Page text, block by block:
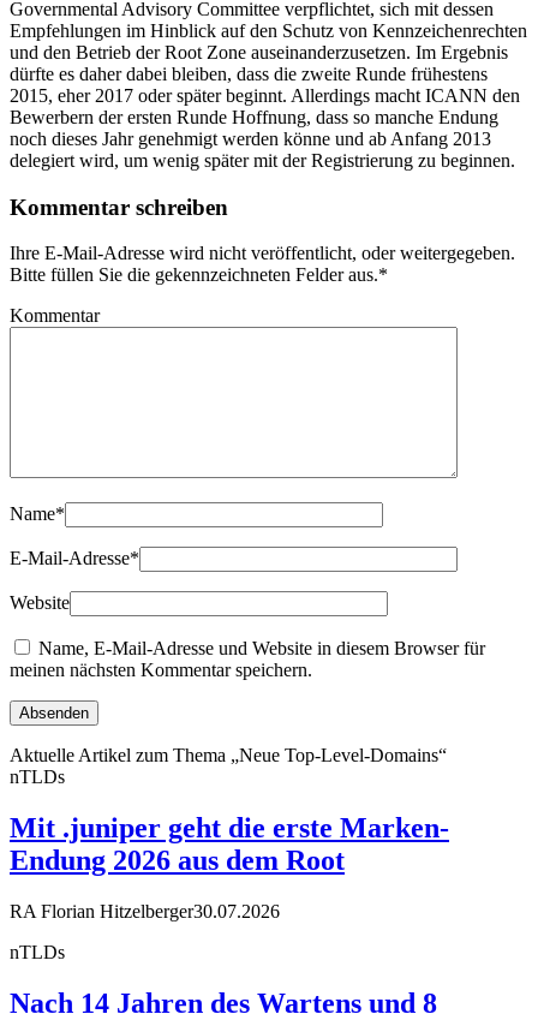
Governmental Advisory Committee verpflichtet, sich mit dessen
Empfehlungen im Hinblick auf den Schutz von Kennzeichenrechten
und den Betrieb der Root Zone auseinanderzusetzen. Im Ergebnis
dürfte es daher dabei bleiben, dass die zweite Runde frühestens
2015, eher 2017 oder später beginnt. Allerdings macht ICANN den
Bewerbern der ersten Runde Hoffnung, dass so manche Endung
noch dieses Jahr genehmigt werden könne und ab Anfang 2013
delegiert wird, um wenig später mit der Registrierung zu beginnen.
Kommentar schreiben
Ihre E-Mail-Adresse wird nicht veröffentlicht, oder weitergegeben.
Bitte füllen Sie die gekennzeichneten Felder aus.*
Kommentar
Name*
E-Mail-Adresse*
Website
Name, E-Mail-Adresse und Website in diesem Browser für
meinen nächsten Kommentar speichern.
Aktuelle Artikel zum Thema „Neue Top-Level-Domains“
nTLDs
Mit .juniper geht die erste Marken-
Endung 2026 aus dem Root
RA Florian Hitzelberger30.07.2026
nTLDs
Nach 14 Jahren des Wartens und 8